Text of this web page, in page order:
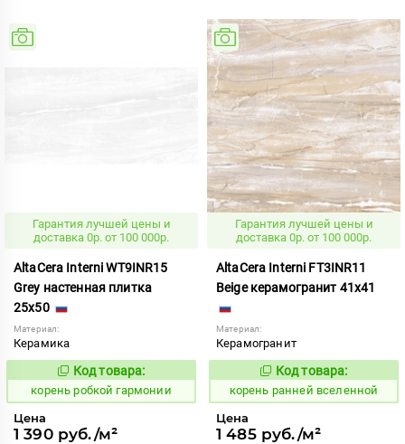
Гарантия лучшей цены и
доставка 0р. от 100 000р.
AltaCera Interni WT9INR15
Grey настенная плитка
25x50
Материал:
Керамика
791016
Код товара:
корень робкой гармонии
Цена
1 390 руб./м²
Гарантия лучшей цены и
доставка 0р. от 100 000р.
AltaCera Interni FT3INR11
Beige керамогранит 41x41
Материал:
Керамогранит
790888
Код товара:
корень ранней вселенной
Цена
1 485 руб./м²